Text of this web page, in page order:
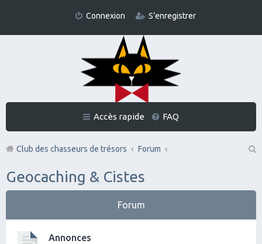
Connexion S’enregistrer
Accès rapide FAQ
Club des chasseurs de trésors
Forum
ch
Geocaching & Cistes
Forum
Annonces